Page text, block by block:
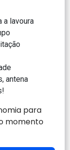
a lavoura
antena
para
momento